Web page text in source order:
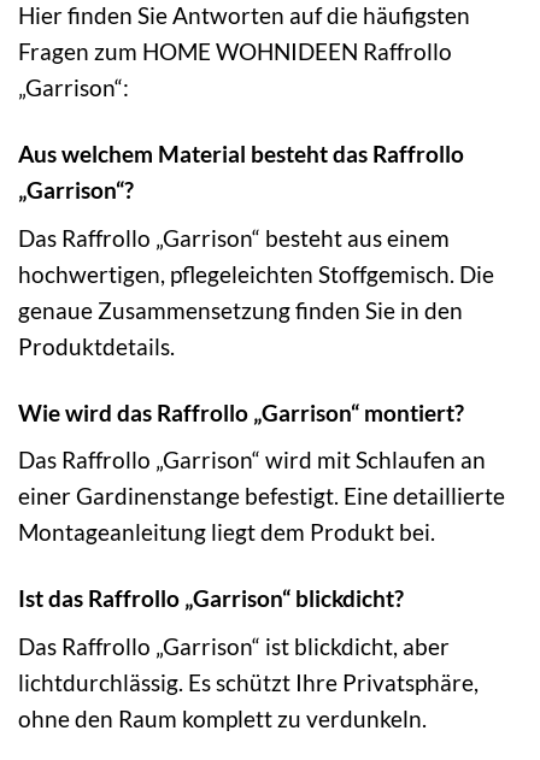
Hier finden Sie Antworten auf die häufigsten
Fragen zum HOME WOHNIDEEN Raffrollo
„Garrison“:
Aus welchem Material besteht das Raffrollo
„Garrison“?
Das Raffrollo „Garrison“ besteht aus einem
hochwertigen, pflegeleichten Stoffgemisch. Die
genaue Zusammensetzung finden Sie in den
Produktdetails.
Wie wird das Raffrollo „Garrison“ montiert?
Das Raffrollo „Garrison“ wird mit Schlaufen an
einer Gardinenstange befestigt. Eine detaillierte
Montageanleitung liegt dem Produkt bei.
Ist das Raffrollo „Garrison“ blickdicht?
Das Raffrollo „Garrison“ ist blickdicht, aber
lichtdurchlässig. Es schützt Ihre Privatsphäre,
ohne den Raum komplett zu verdunkeln.